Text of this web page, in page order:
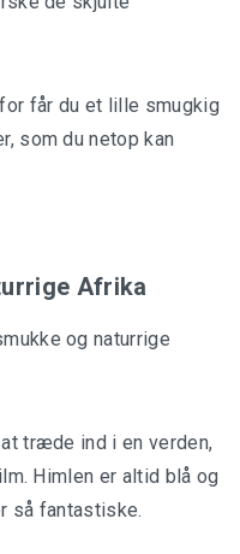
får du et lille smugkig
som du netop kan
Afrika
og naturrige
træde ind i en verden,
Himlen er altid blå og
så fantastiske.